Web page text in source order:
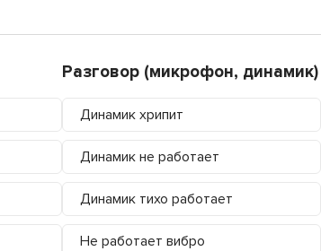
Разговор (микрофон, динамик)
Динамик хрипит
Динамик не работает
Динамик тихо работает
Не работает вибро